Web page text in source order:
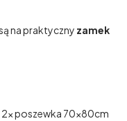
na praktyczny zamek
poszewka 70x80cm